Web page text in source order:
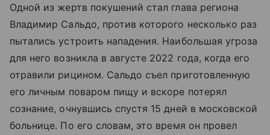
Одной из жертв покушений стал глава региона
Владимир Сальдо, против которого несколько раз
пытались устроить нападения. Наибольшая угроза
для него возникла в августе 2022 года, когда его
отравили рицином. Сальдо съел приготовленную
его личным поваром пищу и вскоре потерял
сознание, очнувшись спустя 15 дней в московской
больнице. По его словам, это время он провел